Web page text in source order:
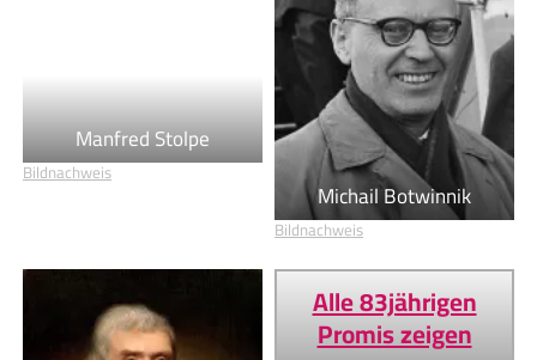
Manfred Stolpe
Bildnachweis
Michail Botwinnik
Bildnachweis
Alle 83jährigen
Promis zeigen